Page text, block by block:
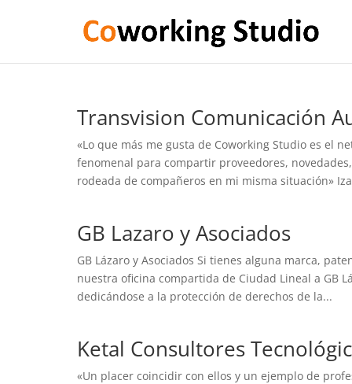
Transvision Comunicación
«Lo que más me gusta de Coworking Studio es el
fenomenal para compartir proveedores,
rodeada de compañeros en mi misma situación»
GB Lazaro y Asociados
GB Lázaro y Asociados Si tienes alguna marca,
nuestra oficina compartida de Ciudad Lineal a GB
dedicándose a la protección de derechos de la...
Ketal Consultores
«Un placer coincidir con ellos y un ejemplo de